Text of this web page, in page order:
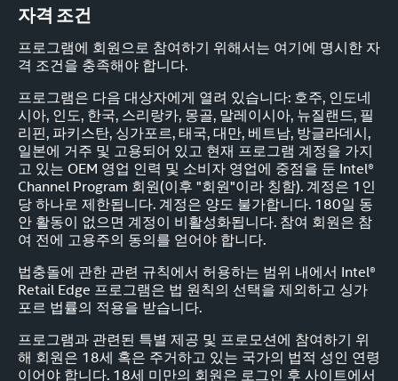
자격 조건
프로그램에 회원으로 참여하기 위해서는 여기에 명시한 자
격 조건을 충족해야 합니다.
프로그램은 다음 대상자에게 열려 있습니다: 호주, 인도네
시아, 인도, 한국, 스리랑카, 몽골, 말레이시아, 뉴질랜드, 필
리핀, 파키스탄, 싱가포르, 태국, 대만, 베트남, 방글라데시,
일본에 거주 및 고용되어 있고 현재 프로그램 계정을 가지
고 있는 OEM 영업 인력 및 소비자 영업에 중점을 둔 Intel®
Channel Program 회원(이후 "회원"이라 칭함). 계정은 1인
당 하나로 제한됩니다. 계정은 양도 불가합니다. 180일 동
안 활동이 없으면 계정이 비활성화됩니다. 참여 회원은 참
여 전에 고용주의 동의를 얻어야 합니다.
법충돌에 관한 관련 규칙에서 허용하는 범위 내에서 Intel®
Retail Edge 프로그램은 법 원칙의 선택을 제외하고 싱가
포르 법률의 적용을 받습니다.
프로그램과 관련된 특별 제공 및 프로모션에 참여하기 위
해 회원은 18세 혹은 주거하고 있는 국가의 법적 성인 연령
이어야 합니다. 18세 미만의 회원은 로그인 후 사이트에서